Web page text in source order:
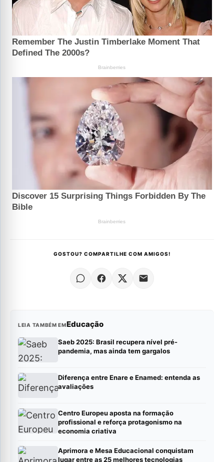
GOSTOU? COMPARTILHE COM AMIGOS!
LEIA TAMBÉM EMEducação
Saeb 2025: Brasil recupera nível pré-
pandemia, mas ainda tem gargalos
Diferença entre Enare e Enamed: entenda as
avaliações
Centro Europeu aposta na formação
profissional e reforça protagonismo na
economia criativa
Aprimora e Mesa Educacional conquistam
lugar entre as 25 melhores tecnologias